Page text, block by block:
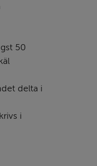
50
delta i
i